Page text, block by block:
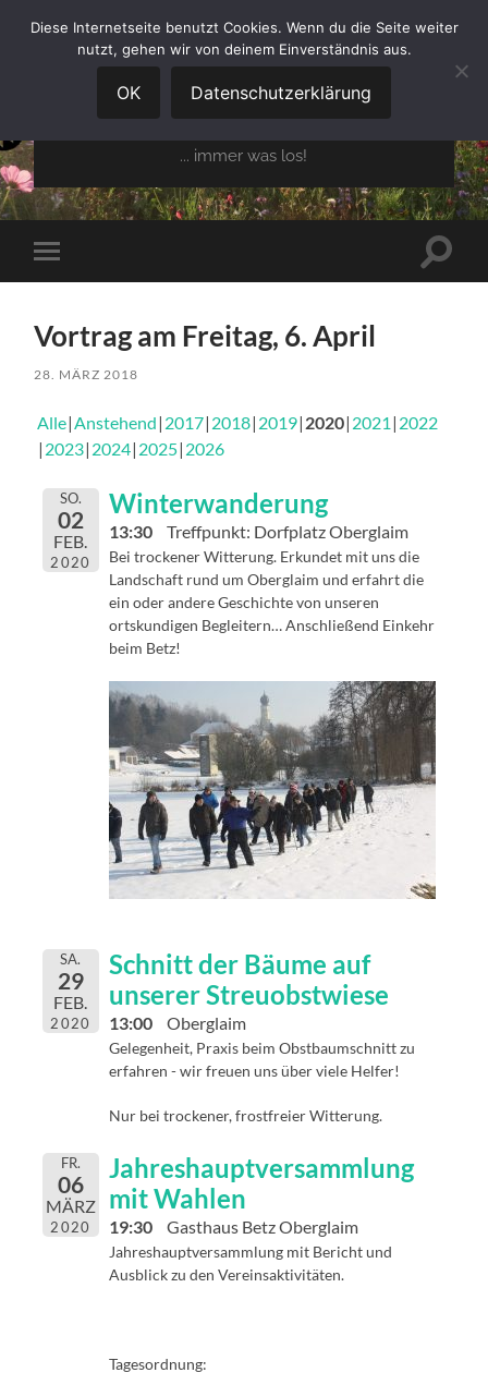
GARTENBAUVEREIN
OBERGLAIM E.V.
... immer was los!
Mobile-
Menü
Vortrag am Freitag, 6. April
28. MÄRZ 2018
Alle Anstehend 2017 2018 2019 2020 2021 2022
2023 2024 2025 2026
SO.
02
FEB.
2020
Winterwanderung
13:30 Treffpunkt: Dorfplatz Oberglaim
Bei trockener Witterung. Erkundet mit uns die
Landschaft rund um Oberglaim und erfahrt die
ein oder andere Geschichte von unseren
ortskundigen Begleitern… Anschließend Einkehr
beim Betz!
SA.
29
FEB.
2020
Schnitt der Bäume auf
unserer Streuobstwiese
13:00 Oberglaim
Gelegenheit, Praxis beim Obstbaumschnitt zu
erfahren - wir freuen uns über viele Helfer!
Nur bei trockener, frostfreier Witterung.
FR.
06
MÄRZ
2020
Jahreshauptversammlung
mit Wahlen
19:30 Gasthaus Betz Oberglaim
Jahreshauptversammlung mit Bericht und
Ausblick zu den Vereinsaktivitäten.
Tagesordnung:
Diese Internetseite benutzt Cookies. Wenn du die Seite weiter
nutzt, gehen wir von deinem Einverständnis aus.
OK Datenschutzerklärung